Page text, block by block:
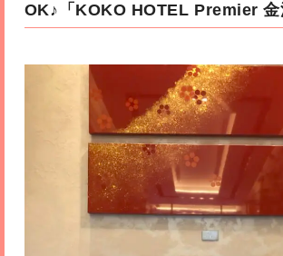
OK♪ 「KOKO HOTEL Premier 金